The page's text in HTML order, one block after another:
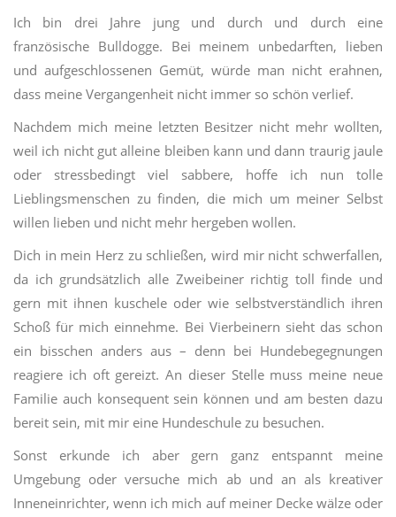
Ich bin drei Jahre jung und durch und durch eine
französische Bulldogge. Bei meinem unbedarften, lieben
und aufgeschlossenen Gemüt, würde man nicht erahnen,
dass meine Vergangenheit nicht immer so schön verlief.
Nachdem mich meine letzten Besitzer nicht mehr wollten,
weil ich nicht gut alleine bleiben kann und dann traurig jaule
oder stressbedingt viel sabbere, hoffe ich nun tolle
Lieblingsmenschen zu finden, die mich um meiner Selbst
willen lieben und nicht mehr hergeben wollen.
Dich in mein Herz zu schließen, wird mir nicht schwerfallen,
da ich grundsätzlich alle Zweibeiner richtig toll finde und
gern mit ihnen kuschele oder wie selbstverständlich ihren
Schoß für mich einnehme. Bei Vierbeinern sieht das schon
ein bisschen anders aus – denn bei Hundebegegnungen
reagiere ich oft gereizt. An dieser Stelle muss meine neue
Familie auch konsequent sein können und am besten dazu
bereit sein, mit mir eine Hundeschule zu besuchen.
Sonst erkunde ich aber gern ganz entspannt meine
Umgebung oder versuche mich ab und an als kreativer
Inneneinrichter, wenn ich mich auf meiner Decke wälze oder